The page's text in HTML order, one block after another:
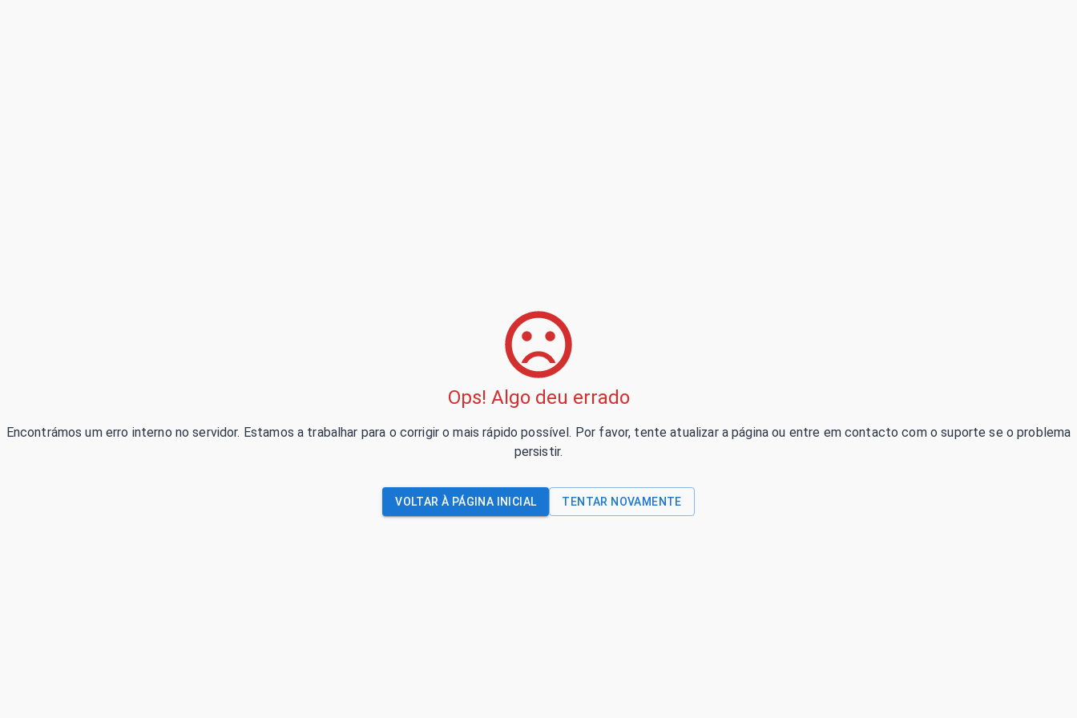
Ops! Algo deu errado
Encontrámos um erro interno no servidor. Estamos a trabalhar para o corrigir o mais rápido possível. Por favor, tente atualizar a página ou entre em contacto com o suporte se o problema
persistir.
VOLTAR À PÁGINA INICIAL TENTAR NOVAMENTE